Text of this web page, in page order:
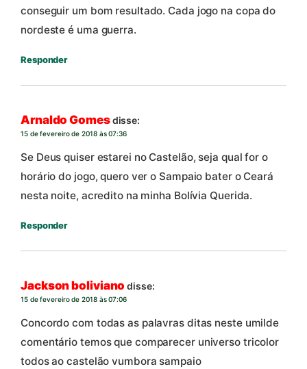
conseguir um bom resultado. Cada jogo na copa do
nordeste é uma guerra.
Responder
Arnaldo Gomesdisse:
15 de fevereiro de 2018 às 07:36
Se Deus quiser estarei no Castelão, seja qual for o
horário do jogo, quero ver o Sampaio bater o Ceará
nesta noite, acredito na minha Bolívia Querida.
Responder
Jackson boliviano disse:
15 de fevereiro de 2018 às 07:06
Concordo com todas as palavras ditas neste umilde
comentário temos que comparecer universo tricolor
todos ao castelão vumbora sampaio